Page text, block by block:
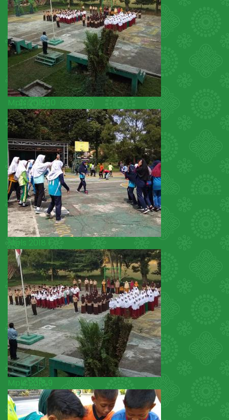
Mpls 2018 10
Mpls 2018 1
Mpls 2018 9